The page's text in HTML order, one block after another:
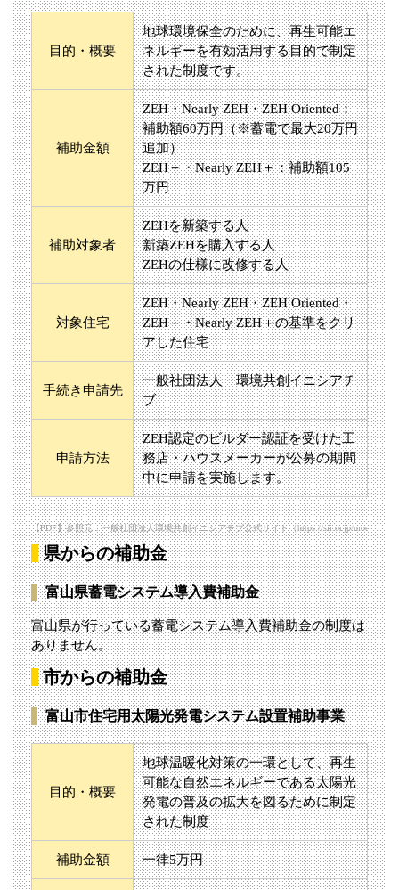
目的・概要
地球環境保全のために、再生可能エ
ネルギーを有効活用する目的で制定
された制度です。
補助金額
ZEH・Nearly ZEH・ZEH Oriented：
補助額60万円（※蓄電で最大20万円
追加）
ZEH＋・Nearly ZEH＋：補助額105
万円
補助対象者
ZEHを新築する人
新築ZEHを購入する人
ZEHの仕様に改修する人
対象住宅
ZEH・Nearly ZEH・ZEH Oriented・
ZEH＋・Nearly ZEH＋の基準をクリ
アした住宅
手続き申請先
一般社団法人 環境共創イニシアチ
ブ
申請方法
ZEH認定のビルダー認証を受けた工
務店・ハウスメーカーが公募の期間
中に申請を実施します。
【PDF】参照元：一般社団法人環境共創イニシアチブ公式サイト（https://sii.or.jp/moe_zeh03/
県からの補助金
富山県蓄電システム導入費補助金
富山県が行っている蓄電システム導入費補助金の制度は
ありません。
市からの補助金
富山市住宅用太陽光発電システム設置補助事業
目的・概要
地球温暖化対策の一環として、再生
可能な自然エネルギーである太陽光
発電の普及の拡大を図るために制定
された制度
補助金額 一律5万円